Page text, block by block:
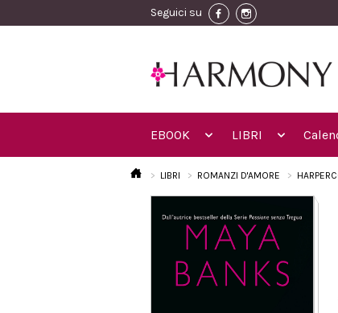
Seguici su
EBOOK LIBRI
LIBRI ROMANZI D'AMORE